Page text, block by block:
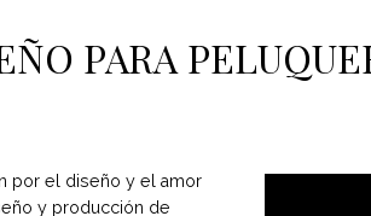
PARA
por el diseño y el amor
y producción de